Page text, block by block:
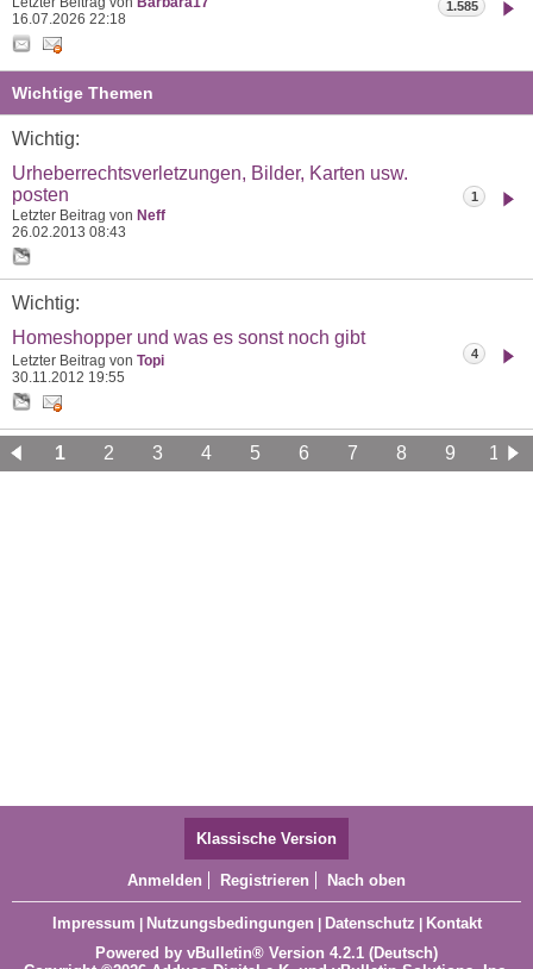
16.07.2026 22:18
1.585
Wichtige Themen
Wichtig:
Urheberrechtsverletzungen, Bilder, Karten usw.
posten
Letzter Beitrag von Neff
26.02.2013 08:43
1
Wichtig:
Homeshopper und was es sonst noch gibt
Letzter Beitrag von Topi
30.11.2012 19:55
4
1 2 3 4 5 6 7 8 9
10
Klassische Version
Anmelden Registrieren Nach oben
Impressum Nutzungsbedingungen Datenschutz
Kontakt
Powered by vBulletin® Version 4.2.1 (Deutsch)